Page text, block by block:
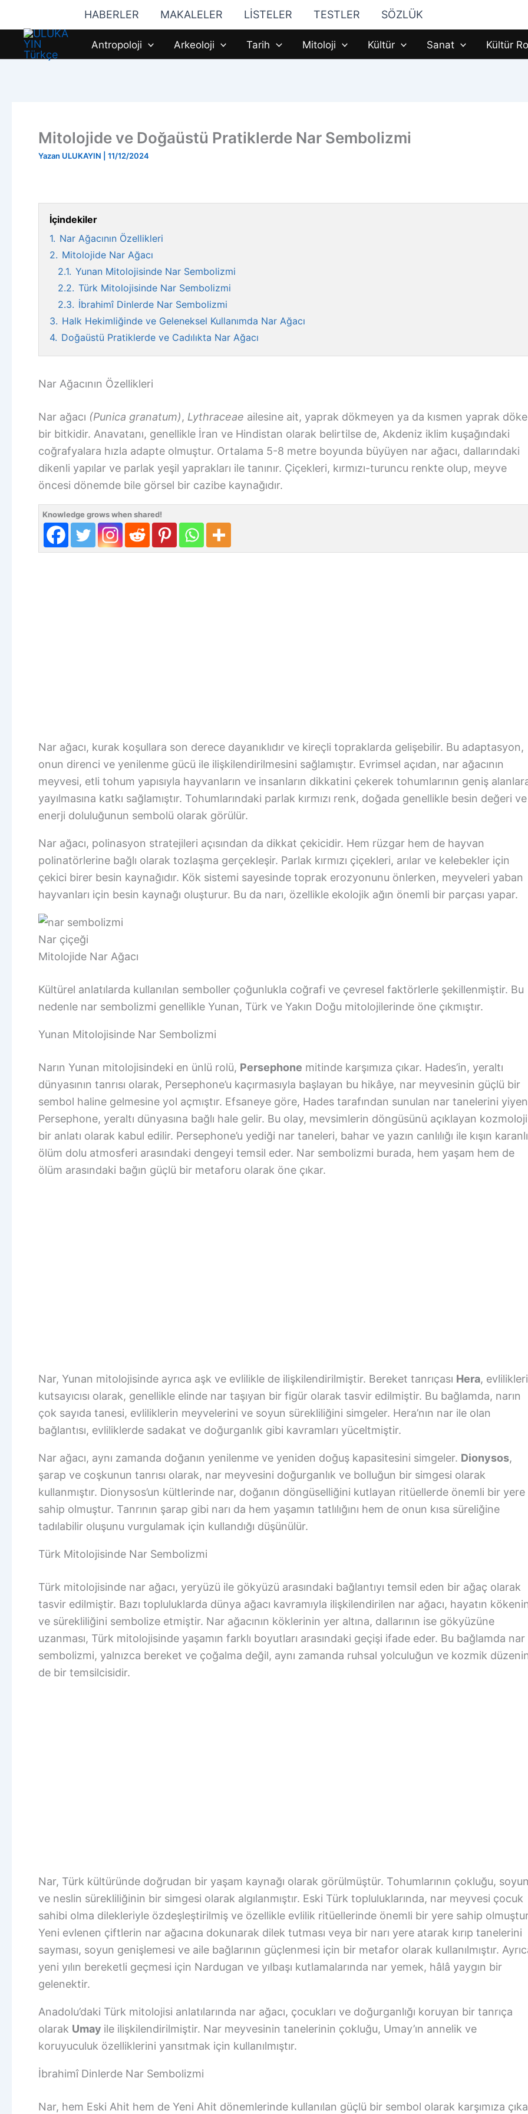
HABERLER MAKALELER LİSTELER TESTLER SÖZLÜK
Antropoloji Arkeoloji Tarih Mitoloji Kültür Sanat Kültür
Mitolojide ve Doğaüstü Pratiklerde Nar Sembolizmi
Yazan ULUKAYIN 11/12/2024
İçindekiler
1. Nar Ağacının Özellikleri
2. Mitolojide Nar Ağacı
2.1. Yunan Mitolojisinde Nar Sembolizmi
2.2. Türk Mitolojisinde Nar Sembolizmi
2.3. İbrahimî Dinlerde Nar Sembolizmi
3. Halk Hekimliğinde ve Geleneksel Kullanımda Nar Ağacı
4. Doğaüstü Pratiklerde ve Cadılıkta Nar Ağacı
Nar Ağacının Özellikleri
Nar ağacı (Punica granatum), Lythraceae ailesine ait, yaprak dökmeyen ya da kısmen yaprak
bir bitkidir. Anavatanı, genellikle İran ve Hindistan olarak belirtilse de, Akdeniz iklim kuşağındaki
coğrafyalara hızla adapte olmuştur. Ortalama 5-8 metre boyunda büyüyen nar ağacı, dallarındaki
dikenli yapılar ve parlak yeşil yaprakları ile tanınır. Çiçekleri, kırmızı-turuncu renkte olup, meyve
öncesi dönemde bile görsel bir cazibe kaynağıdır.
Knowledge grows when shared!
Nar ağacı, kurak koşullara son derece dayanıklıdır ve kireçli topraklarda gelişebilir. Bu adaptasyon,
onun direnci ve yenilenme gücü ile ilişkilendirilmesini sağlamıştır. Evrimsel açıdan, nar ağacının
meyvesi, etli tohum yapısıyla hayvanların ve insanların dikkatini çekerek tohumlarının geniş
yayılmasına katkı sağlamıştır. Tohumlarındaki parlak kırmızı renk, doğada genellikle besin değeri ve
enerji doluluğunun sembolü olarak görülür.
Nar ağacı, polinasyon stratejileri açısından da dikkat çekicidir. Hem rüzgar hem de hayvan
polinatörlerine bağlı olarak tozlaşma gerçekleşir. Parlak kırmızı çiçekleri, arılar ve kelebekler için
çekici birer besin kaynağıdır. Kök sistemi sayesinde toprak erozyonunu önlerken, meyveleri yaban
hayvanları için besin kaynağı oluşturur. Bu da narı, özellikle ekolojik ağın önemli bir parçası yapar.
Nar çiçeği
Mitolojide Nar Ağacı
Kültürel anlatılarda kullanılan semboller çoğunlukla coğrafi ve çevresel faktörlerle şekillenmiştir. Bu
nedenle nar sembolizmi genellikle Yunan, Türk ve Yakın Doğu mitolojilerinde öne çıkmıştır.
Yunan Mitolojisinde Nar Sembolizmi
Narın Yunan mitolojisindeki en ünlü rolü, Persephone mitinde karşımıza çıkar. Hades’in, yeraltı
dünyasının tanrısı olarak, Persephone’u kaçırmasıyla başlayan bu hikâye, nar meyvesinin güçlü bir
sembol haline gelmesine yol açmıştır. Efsaneye göre, Hades tarafından sunulan nar tanelerini yiyen
Persephone, yeraltı dünyasına bağlı hale gelir. Bu olay, mevsimlerin döngüsünü açıklayan
bir anlatı olarak kabul edilir. Persephone’u yediği nar taneleri, bahar ve yazın canlılığı ile kışın
ölüm dolu atmosferi arasındaki dengeyi temsil eder. Nar sembolizmi burada, hem yaşam hem de
ölüm arasındaki bağın güçlü bir metaforu olarak öne çıkar.
Nar, Yunan mitolojisinde ayrıca aşk ve evlilikle de ilişkilendirilmiştir. Bereket tanrıçası Hera,
kutsayıcısı olarak, genellikle elinde nar taşıyan bir figür olarak tasvir edilmiştir. Bu bağlamda, narın
çok sayıda tanesi, evliliklerin meyvelerini ve soyun sürekliliğini simgeler. Hera’nın nar ile olan
bağlantısı, evliliklerde sadakat ve doğurganlık gibi kavramları yüceltmiştir.
Nar ağacı, aynı zamanda doğanın yenilenme ve yeniden doğuş kapasitesini simgeler. Dionysos,
şarap ve coşkunun tanrısı olarak, nar meyvesini doğurganlık ve bolluğun bir simgesi olarak
kullanmıştır. Dionysos’un kültlerinde nar, doğanın döngüselliğini kutlayan ritüellerde önemli bir yere
sahip olmuştur. Tanrının şarap gibi narı da hem yaşamın tatlılığını hem de onun kısa süreliğine
tadılabilir oluşunu vurgulamak için kullandığı düşünülür.
Türk Mitolojisinde Nar Sembolizmi
Türk mitolojisinde nar ağacı, yeryüzü ile gökyüzü arasındaki bağlantıyı temsil eden bir ağaç olarak
tasvir edilmiştir. Bazı topluluklarda dünya ağacı kavramıyla ilişkilendirilen nar ağacı, hayatın
ve sürekliliğini sembolize etmiştir. Nar ağacının köklerinin yer altına, dallarının ise gökyüzüne
uzanması, Türk mitolojisinde yaşamın farklı boyutları arasındaki geçişi ifade eder. Bu bağlamda nar
sembolizmi, yalnızca bereket ve çoğalma değil, aynı zamanda ruhsal yolculuğun ve kozmik
de bir temsilcisidir.
Nar, Türk kültüründe doğrudan bir yaşam kaynağı olarak görülmüştür. Tohumlarının çokluğu,
ve neslin sürekliliğinin bir simgesi olarak algılanmıştır. Eski Türk topluluklarında, nar meyvesi çocuk
sahibi olma dilekleriyle özdeşleştirilmiş ve özellikle evlilik ritüellerinde önemli bir yere sahip
Yeni evlenen çiftlerin nar ağacına dokunarak dilek tutması veya bir narı yere atarak kırıp tanelerini
sayması, soyun genişlemesi ve aile bağlarının güçlenmesi için bir metafor olarak kullanılmıştır.
yeni yılın bereketli geçmesi için Nardugan ve yılbaşı kutlamalarında nar yemek, hâlâ yaygın bir
gelenektir.
Anadolu’daki Türk mitolojisi anlatılarında nar ağacı, çocukları ve doğurganlığı koruyan bir tanrıça
olarak Umay ile ilişkilendirilmiştir. Nar meyvesinin tanelerinin çokluğu, Umay’ın annelik ve
koruyuculuk özelliklerini yansıtmak için kullanılmıştır.
İbrahimî Dinlerde Nar Sembolizmi
Nar, hem Eski Ahit hem de Yeni Ahit dönemlerinde kullanılan güçlü bir sembol olarak karşımıza